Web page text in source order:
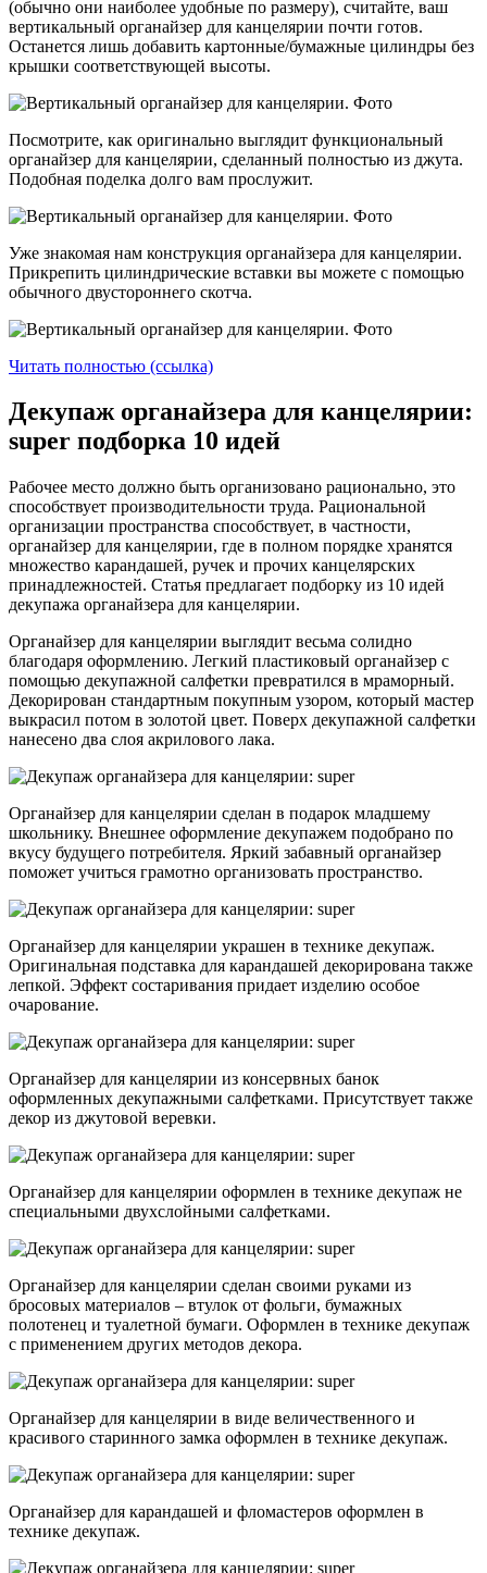
(обычно они наиболее удобные по размеру), считайте, ваш
вертикальный органайзер для канцелярии почти готов.
Останется лишь добавить картонные/бумажные цилиндры без
крышки соответствующей высоты.
Посмотрите, как оригинально выглядит функциональный
органайзер для канцелярии, сделанный полностью из джута.
Подобная поделка долго вам прослужит.
Уже знакомая нам конструкция органайзера для канцелярии.
Прикрепить цилиндрические вставки вы можете с помощью
обычного двустороннего скотча.
Читать полностью (ссылка)
Декупаж органайзера для канцелярии:
super подборка 10 идей
Рабочее место должно быть организовано рационально, это
способствует производительности труда. Рациональной
организации пространства способствует, в частности,
органайзер для канцелярии, где в полном порядке хранятся
множество карандашей, ручек и прочих канцелярских
принадлежностей. Статья предлагает подборку из 10 идей
декупажа органайзера для канцелярии.
Органайзер для канцелярии выглядит весьма солидно
благодаря оформлению. Легкий пластиковый органайзер с
помощью декупажной салфетки превратился в мраморный.
Декорирован стандартным покупным узором, который мастер
выкрасил потом в золотой цвет. Поверх декупажной салфетки
нанесено два слоя акрилового лака.
Органайзер для канцелярии сделан в подарок младшему
школьнику. Внешнее оформление декупажем подобрано по
вкусу будущего потребителя. Яркий забавный органайзер
поможет учиться грамотно организовать пространство.
Органайзер для канцелярии украшен в технике декупаж.
Оригинальная подставка для карандашей декорирована также
лепкой. Эффект состаривания придает изделию особое
очарование.
Органайзер для канцелярии из консервных банок
оформленных декупажными салфетками. Присутствует также
декор из джутовой веревки.
Органайзер для канцелярии оформлен в технике декупаж не
специальными двухслойными салфетками.
Органайзер для канцелярии сделан своими руками из
бросовых материалов – втулок от фольги, бумажных
полотенец и туалетной бумаги. Оформлен в технике декупаж
с применением других методов декора.
Органайзер для канцелярии в виде величественного и
красивого старинного замка оформлен в технике декупаж.
Органайзер для карандашей и фломастеров оформлен в
технике декупаж.